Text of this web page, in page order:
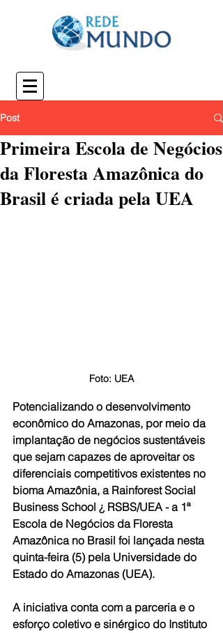
Post
Primeira Escola de Negócios
da Floresta Amazônica do
Brasil é criada pela UEA
Foto: UEA
Potencializando o desenvolvimento
econômico do Amazonas, por meio da
implantação de negócios sustentáveis
que sejam capazes de aproveitar os
diferenciais competitivos existentes no
bioma Amazônia, a Rainforest Social
Business School ¿ RSBS/UEA - a 1ª
Escola de Negócios da Floresta
Amazônica no Brasil foi lançada nesta
quinta-feira (5) pela Universidade do
Estado do Amazonas (UEA).
A iniciativa conta com a parceria e o
esforço coletivo e sinérgico do Instituto